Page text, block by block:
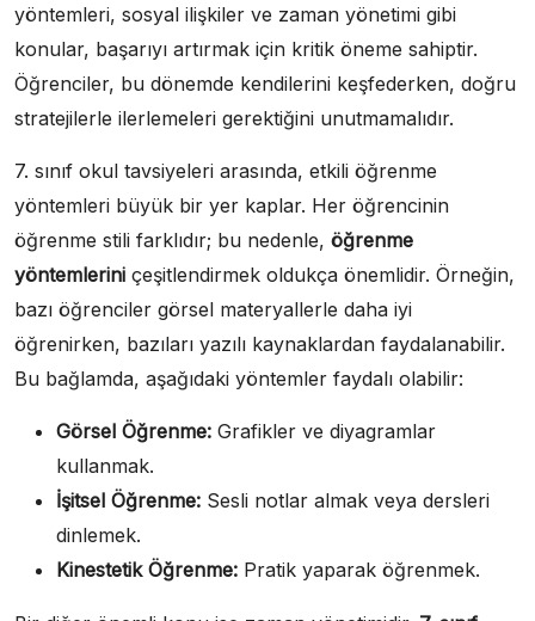
yöntemleri, sosyal ilişkiler ve zaman yönetimi gibi
konular, başarıyı artırmak için kritik öneme sahiptir.
Öğrenciler, bu dönemde kendilerini keşfederken, doğru
stratejilerle ilerlemeleri gerektiğini unutmamalıdır.
7. sınıf okul tavsiyeleri arasında, etkili öğrenme
yöntemleri büyük bir yer kaplar. Her öğrencinin
öğrenme stili farklıdır; bu nedenle, öğrenme
yöntemlerini çeşitlendirmek oldukça önemlidir. Örneğin,
bazı öğrenciler görsel materyallerle daha iyi
öğrenirken, bazıları yazılı kaynaklardan faydalanabilir.
Bu bağlamda, aşağıdaki yöntemler faydalı olabilir:
Görsel Öğrenme: Grafikler ve diyagramlar
kullanmak.
İşitsel Öğrenme: Sesli notlar almak veya dersleri
dinlemek.
Kinestetik Öğrenme: Pratik yaparak öğrenmek.